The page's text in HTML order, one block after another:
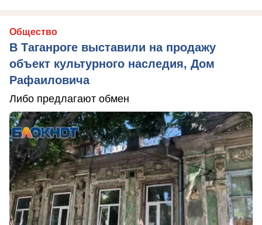
Общество
В Таганроге выставили на продажу
объект культурного наследия, Дом
Рафаиловича
Либо предлагают обмен